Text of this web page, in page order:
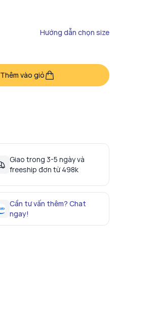
Hướng dẫn chọn size
Thêm vào giỏ
Giao trong 3-5 ngày và
freeship đơn từ 498k
Cần tư vấn thêm? Chat
ngay!